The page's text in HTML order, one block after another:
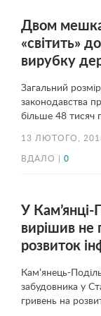
Двом
«світить»
вирубку
Загальний
законодавства
більше 48 тисяч
13 ЛЮТОГО,
ВДАЛО | 0
У
вирішив не
розвиток
Кам’янець-
забудовника у
гривень на